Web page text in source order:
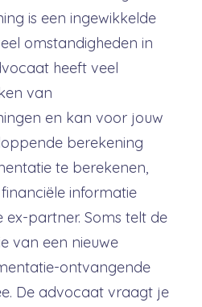
is een ingewikkelde
omstandigheden in
heeft veel
van
en kan voor jouw
berekening
te berekenen,
informatie
partner. Soms telt de
van een nieuwe
ontvangende
De advocaat vraagt je